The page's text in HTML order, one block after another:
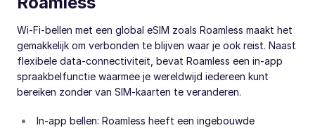
Wi-Fi-bellen met een global eSIM zoals Roamless maakt het
gemakkelijk om verbonden te blijven waar je ook reist. Naast
flexibele data-connectiviteit, bevat Roamless een in-app
spraakbelfunctie waarmee je wereldwijd iedereen kunt
bereiken zonder van SIM-kaarten te veranderen.
In-app bellen: Roamless heeft een ingebouwde